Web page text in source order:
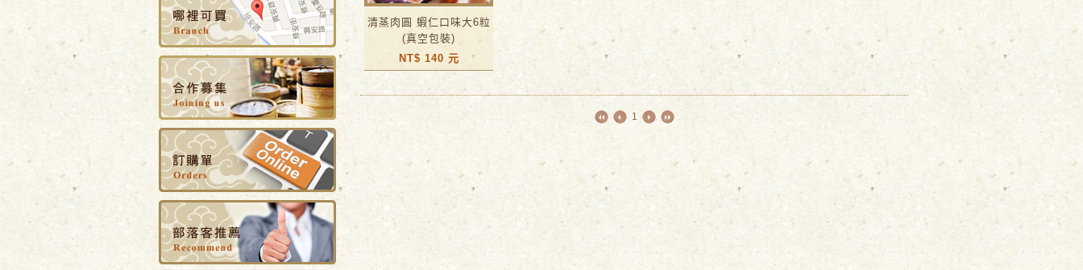
清蒸肉圓 蝦仁口味大6粒
(真空包裝)
NT$ 140 元
1